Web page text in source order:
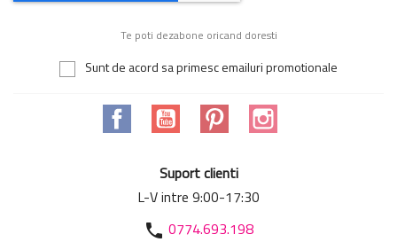
Te poti dezabone oricand doresti
Sunt de acord sa primesc emailuri promotionale
Facebook YouTube Pinterest
Suport clienti
L-V intre 9:00-17:30
phone 0774.693.198